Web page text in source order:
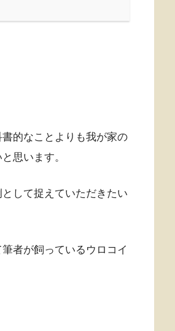
的なことよりも我が家の
思います。
して捉えていただきたい
者が飼っているウロコイ